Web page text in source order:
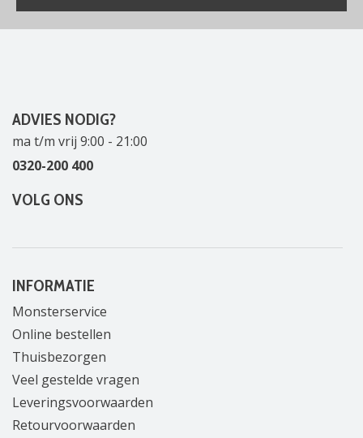
ADVIES NODIG?
ma t/m vrij 9:00 - 21:00
0320-200 400
VOLG ONS
INFORMATIE
Monsterservice
Online bestellen
Thuisbezorgen
Veel gestelde vragen
Leveringsvoorwaarden
Retourvoorwaarden